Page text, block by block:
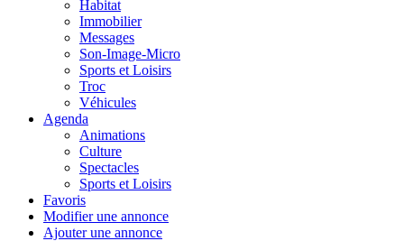
Habitat
Immobilier
Messages
Son-Image-Micro
Sports et Loisirs
Troc
Véhicules
Agenda
Animations
Culture
Spectacles
Sports et Loisirs
Favoris
Modifier une annonce
Ajouter une annonce